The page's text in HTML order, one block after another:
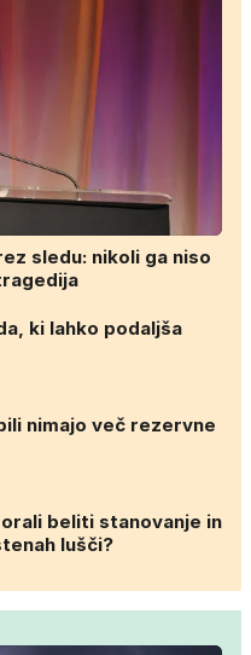
sledu: nikoli ga niso
ki lahko podaljša
nimajo več rezervne
beliti stanovanje in
lušči?